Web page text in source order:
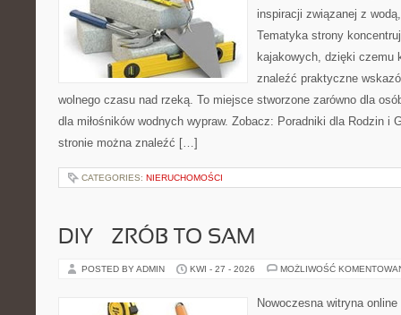
inspiracji związanej z
Tematyka strony
kajakowych, dzięki czemu
znaleźć praktyczne
wolnego czasu nad rzeką. To miejsce stworzone zarówno dla
dla miłośników wodnych wypraw. Zobacz: Poradniki dla Rodzin i
stronie można znaleźć […]
CATEGORIES: NIERUCHOMOŚCI
DIY – ZRÓB TO SAM
POSTED BY ADMIN KWI - 27 - 2026 MOŻLIWOŚĆ
Nowoczesna witryna